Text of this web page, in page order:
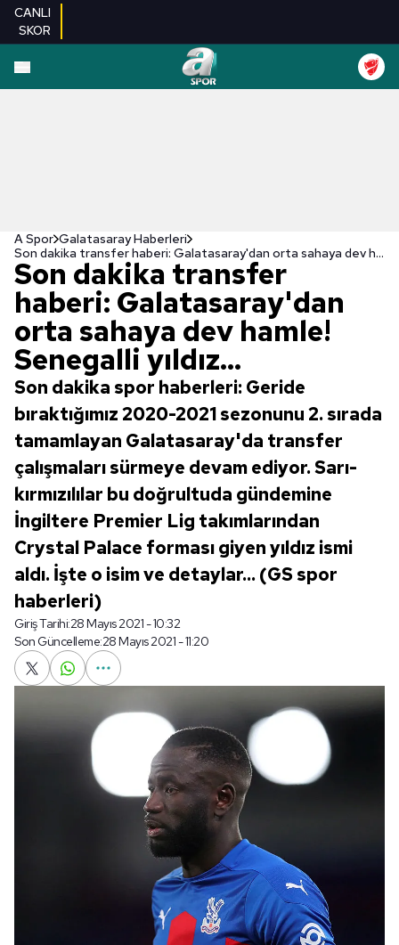
CANLI
SKOR
A Spor Galatasaray Haberleri
Son dakika transfer haberi: Galatasaray'dan orta sahaya dev hamle! Senegalli yıldız...
Son dakika transfer
haberi: Galatasaray'dan
orta sahaya dev hamle!
Senegalli yıldız...
Son dakika spor haberleri: Geride
bıraktığımız 2020-2021 sezonunu 2. sırada
tamamlayan Galatasaray'da transfer
çalışmaları sürmeye devam ediyor. Sarı-
kırmızılılar bu doğrultuda gündemine
İngiltere Premier Lig takımlarından
Crystal Palace forması giyen yıldız ismi
aldı. İşte o isim ve detaylar... (GS spor
haberleri)
Giriş Tarihi:28 Mayıs 2021 - 10:32
Son Güncelleme:28 Mayıs 2021 - 11:20